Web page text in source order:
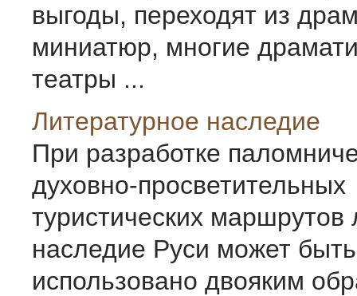
выгоды, переходят из
миниатюр, многие
театры ...
Литературное наследие
При разработке
духовно-просветительных
туристических маршрутов
наследие Руси может быть
использовано двояким